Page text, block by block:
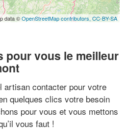
data ©OpenStreetMap contributors, CC-BY-SA
pour vous le meilleur
artisan contacter pour votre
quelques clics votre besoin
pour vous et vous mettons
vous faut !